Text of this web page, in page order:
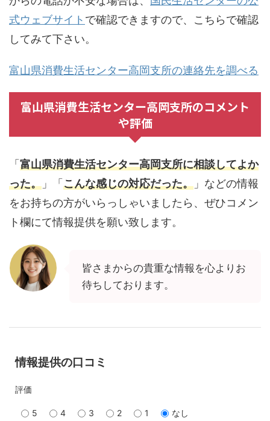
式ウェブサイト で確認できますので、こちらで確認
してみて下さい。
富山県消費生活センター高岡支所の連絡先を調べる
富山県消費生活センター高岡支所のコメント
や評価
「 富山県消費生活センター高岡支所に相談してよか
った。 」「 こんな感じの対応だった。 」などの情報
をお持ちの方がいらっしゃいましたら、ぜひコメン
ト欄にて情報提供を願い致します。
皆さまからの貴重な情報を心よりお
待ちしております。
情報提供の口コミ
評価
5 4 3 2 1 なし